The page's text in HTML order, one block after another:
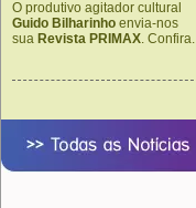
O produtivo agitador cultural
Guido Bilharinho envia-nos
sua Revista PRIMAX. Confira.